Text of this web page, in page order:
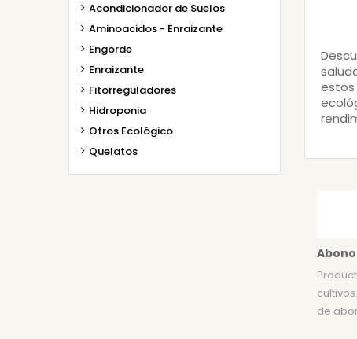
Acondicionador de Suelos
Aminoacidos - Enraizante
Engorde
Enraizante
Fitorreguladores
Hidroponia
Otros Ecológico
Quelatos
estos
Abono
de